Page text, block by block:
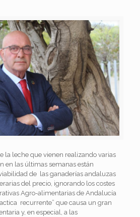
la leche que vienen realizando varias
en las últimas semanas están
de las ganaderías andaluzas
del precio, ignorando los costes
Agro-alimentarias de Andalucía
recurrente” que causa un gran
y, en especial, a las